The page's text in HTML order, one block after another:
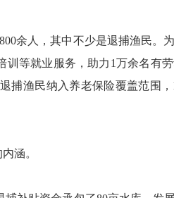
余人，其中不少是退捕渔民。
等就业服务，助力1万余名有
捕渔民纳入养老保险覆盖范围
涵。